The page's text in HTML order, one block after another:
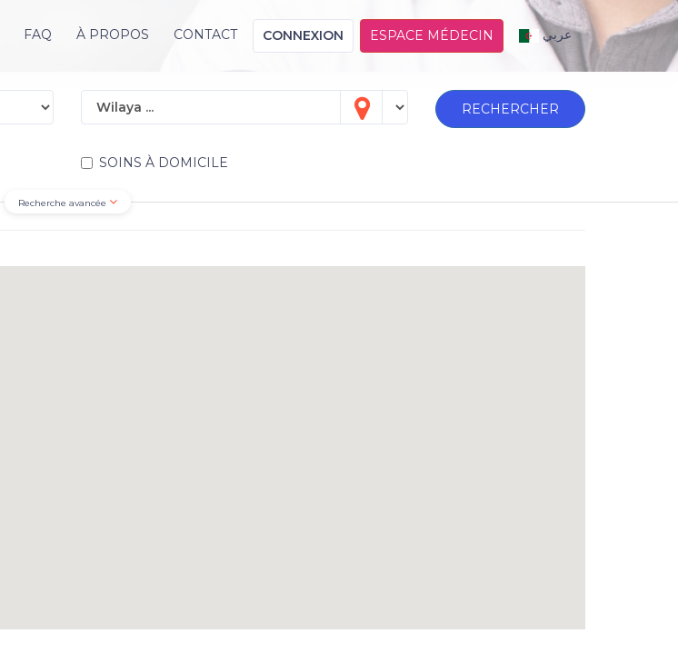
FAQ À PROPOS CONTACT CONNEXION ESPACE MÉDECIN عربي
RECHERCHER
SOINS À DOMICILE
Recherche avancée